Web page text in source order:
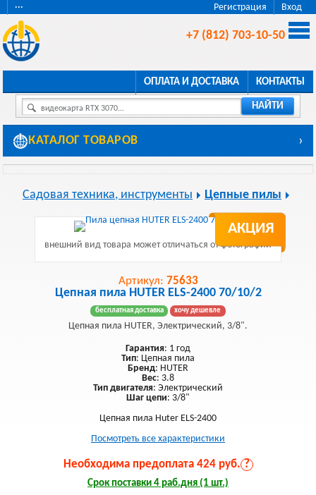
Регистрация Вход
···
+7 (812) 703-10-50
ОПЛАТА И ДОСТАВКА КОНТАКТЫ
видеокарта RTX 3070... НАЙТИ
КАТАЛОГ ТОВАРОВ ›
Садовая техника, инструменты Цепные пилы
АКЦИЯ
внешний вид товара может отличаться от фотографии
Артикул: 75633
Цепная пила HUTER ELS-2400 70/10/2
бесплатная доставка хочу дешевле
Цепная пила HUTER, Электрический, 3/8".
Гарантия: 1 год
Тип: Цепная пила
Бренд: HUTER
Вес: 3.8
Тип двигателя: Электрический
Шаг цепи: 3/8"
Цепная пила Huter ELS-2400
Посмотреть все характеристики
Необходима предоплата 424 руб. ?
Срок поставки 4 раб.дня (1 шт.)